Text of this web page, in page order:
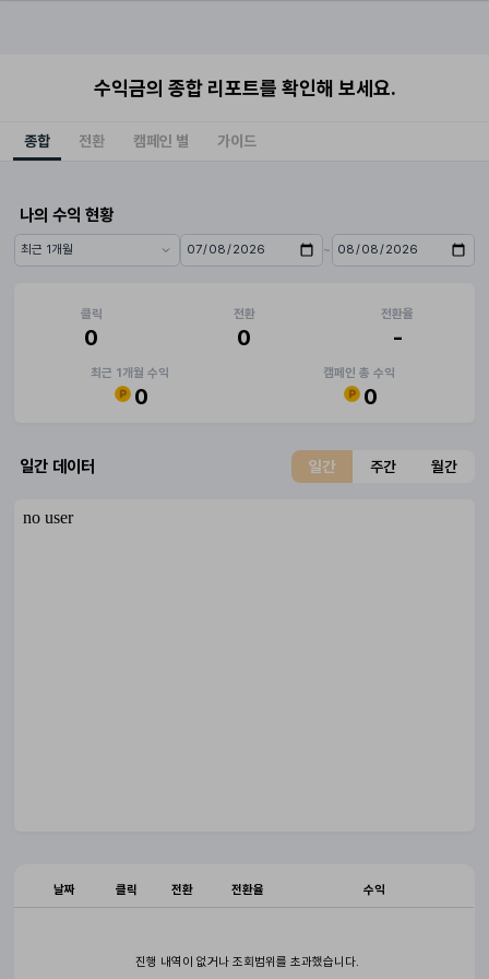
수익금의 종합 리포트를 확인해 보세요.
종합 전환 캠페인 별 가이드
나의 수익 현황
기간 프리셋 시작일 ~
종료일
클릭
0
전환
0
전환율
-
최근 1개월 수익
0
캠페인 총 수익
0
일간 데이터 일간 주간 월간
날짜 클릭 전환 전환율 수익
진행 내역이 없거나 조회범위를 초과했습니다.